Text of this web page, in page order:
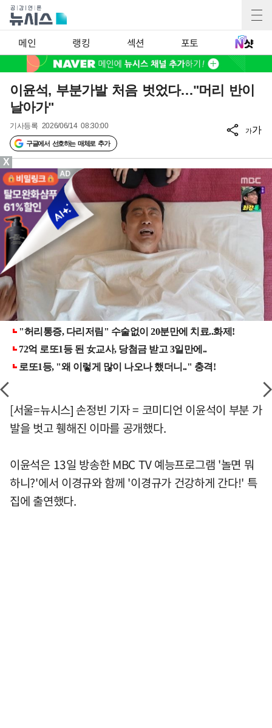
메인 랭킹 섹션 포토
이윤석, 부분가발 처음 벗었다…"머리 반이
날아가"
기사등록 2026/06/14 08:30:00
구글에서 선호하는 매체로 추가
가가
[서울=뉴시스] 손정빈 기자 = 코미디언 이윤석이 부분 가
발을 벗고 휑해진 이마를 공개했다.
이윤석은 13일 방송한 MBC TV 예능프로그램 '놀면 뭐
하니?'에서 이경규와 함께 '이경규가 건강하게 간다!' 특
집에 출연했다.
X